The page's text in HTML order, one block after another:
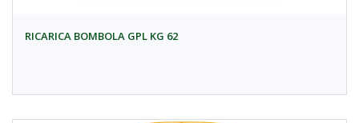
RICARICA BOMBOLA GPL KG 62